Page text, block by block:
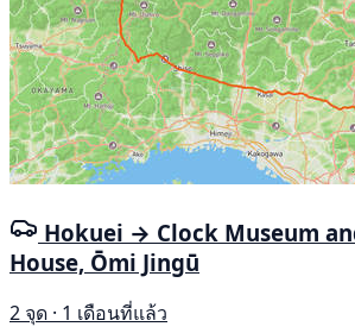
Hokuei → Clock Museum
House, Ōmi Jingū
2 จุด · 1 เดือนที่แล้ว